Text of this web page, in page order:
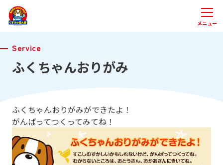
メニュー
Service
ふくちゃんおりがみ
ふくちゃんおりがみができたよ！
がんばってつくってみてね！